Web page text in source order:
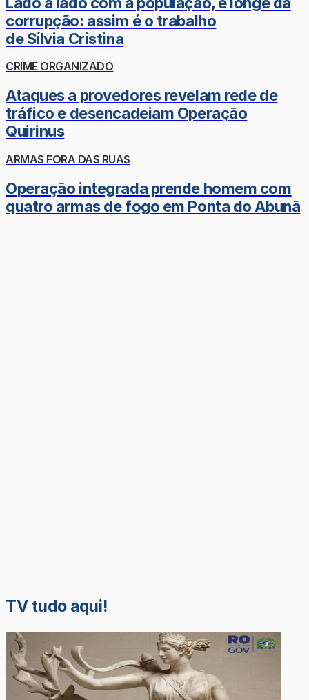
corrupção: assim é o trabalho
de Sílvia Cristina
CRIME ORGANIZADO
Ataques a provedores revelam rede de
tráfico e desencadeiam Operação
Quirinus
ARMAS FORA DAS RUAS
Operação integrada prende homem com
quatro armas de fogo em Ponta do Abunã
TV tudo aqui!